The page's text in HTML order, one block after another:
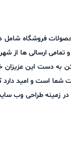
فروشگاه
ارسالی ها از
به دست این عزیزان
ارس مارکت با افتخار در خدمت شما
زمینه طراحی وب